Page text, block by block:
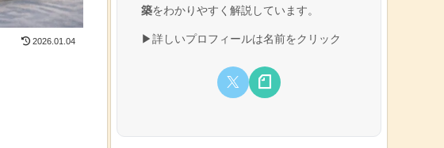
2026.01.04
築をわかりやすく解説しています。
▶詳しいプロフィールは名前をクリック